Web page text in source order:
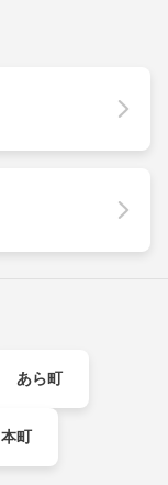
あら町
本町